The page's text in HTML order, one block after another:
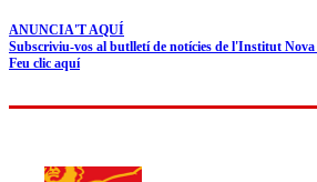
ANUNCIA'T AQUÍ
Subscriviu-vos al butlletí de notícies de l'Institut
Feu clic aquí